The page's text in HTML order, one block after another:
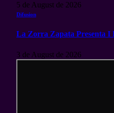
5 de August de 2026
Difusion
La Zorra Zapata Presenta I
3 de August de 2026